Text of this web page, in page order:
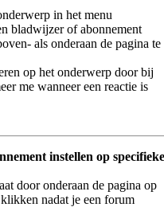
in het menu
bladwijzer of abonnement
als onderaan de pagina te
op het onderwerp door bij
me wanneer een reactie is
instellen op specifieke
door onderaan de pagina op
nadat je een forum